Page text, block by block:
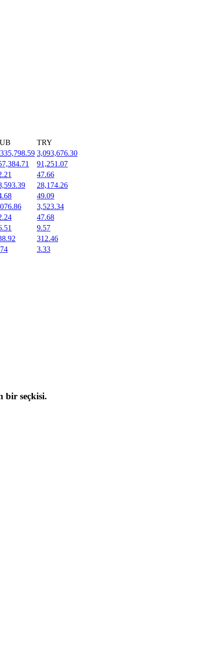
TRY
3,093,676.30
91,251.07
47.66
28,174.26
49.09
3,523.34
47.68
9.57
312.46
3.33
bir seçkisi.